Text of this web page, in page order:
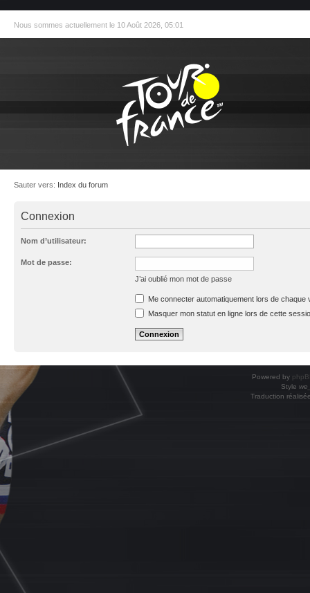
Nous sommes actuellement le 10 Août 2026, 05:01
Sauter vers: Index du forum
Connexion
Nom d’utilisateur:
Mot de passe:
J’ai oublié mon mot de passe
Me connecter automatiquement lors de chaque
Masquer mon statut en ligne lors de cette
Powered by
Style
Traduction